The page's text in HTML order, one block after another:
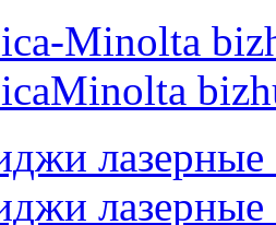
Minolta
лазерные